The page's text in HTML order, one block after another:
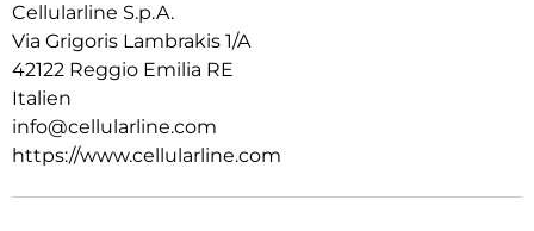
Cellularline S.p.A.
Via Grigoris Lambrakis 1/A
42122 Reggio Emilia RE
Italien
info@cellularline.com
https://www.cellularline.com